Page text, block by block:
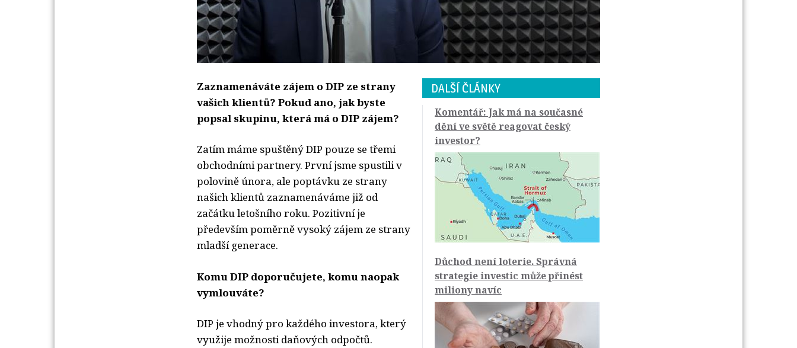
DALŠÍ ČLÁNKY
Komentář: Jak má na současné
dění ve světě reagovat český
investor?
Důchod není loterie. Správná
strategie investic může přinést
miliony navíc
Zaznamenáváte zájem o DIP ze strany
vašich klientů? Pokud ano, jak byste
popsal skupinu, která má o DIP zájem?
Zatím máme spuštěný DIP pouze se třemi
obchodními partnery. První jsme spustili v
polovině února, ale poptávku ze strany
našich klientů zaznamenáváme již od
začátku letošního roku. Pozitivní je
především poměrně vysoký zájem ze strany
mladší generace.
Komu DIP doporučujete, komu naopak
vymlouváte?
DIP je vhodný pro každého investora, který
využije možnosti daňových odpočtů.